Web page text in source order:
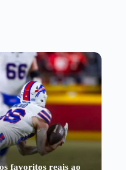
favoritos reais ao